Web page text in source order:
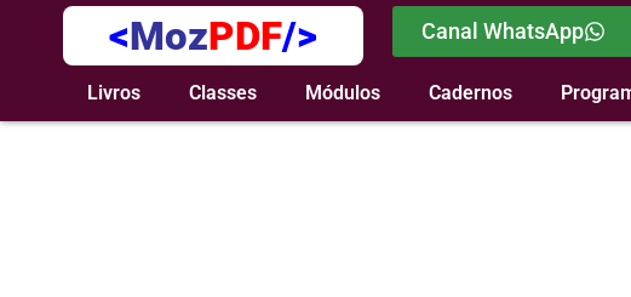
<MozPDF/> Canal WhatsApp
Livros Classes Módulos Cadernos